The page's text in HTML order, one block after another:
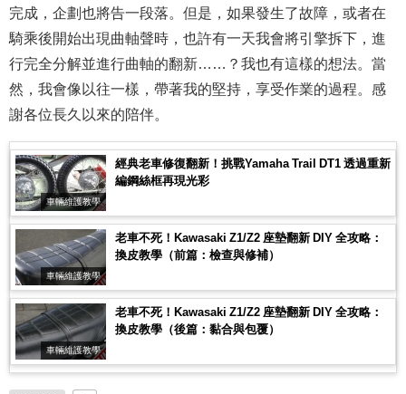
完成，企劃也將告一段落。但是，如果發生了故障，或者在
騎乘後開始出現曲軸聲時，也許有一天我會將引擎拆下，進
行完全分解並進行曲軸的翻新……？我也有這樣的想法。當
然，我會像以往一樣，帶著我的堅持，享受作業的過程。感
謝各位長久以來的陪伴。
車輛維護教學
經典老車修復翻新！挑戰Yamaha Trail DT1 透過重新
編鋼絲框再現光彩
車輛維護教學
老車不死！Kawasaki Z1/Z2 座墊翻新 DIY 全攻略：
換皮教學（前篇：檢查與修補）
車輛維護教學
老車不死！Kawasaki Z1/Z2 座墊翻新 DIY 全攻略：
換皮教學（後篇：黏合與包覆）